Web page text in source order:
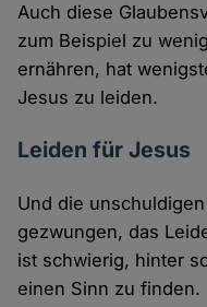
Auch diese
zum Beispiel zu
ernähren, hat
Jesus zu leiden.
Leiden für Jesus
Und die
gezwungen, das
ist schwierig, hinter
einen Sinn zu finden.